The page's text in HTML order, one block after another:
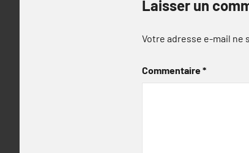
Laisser un
Votre adresse e-mail ne
Commentaire*